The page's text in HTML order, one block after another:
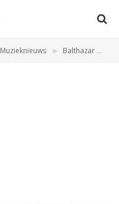
Muzieknieuws » Balthazar onthuld nieuw artwork, single en tourdata